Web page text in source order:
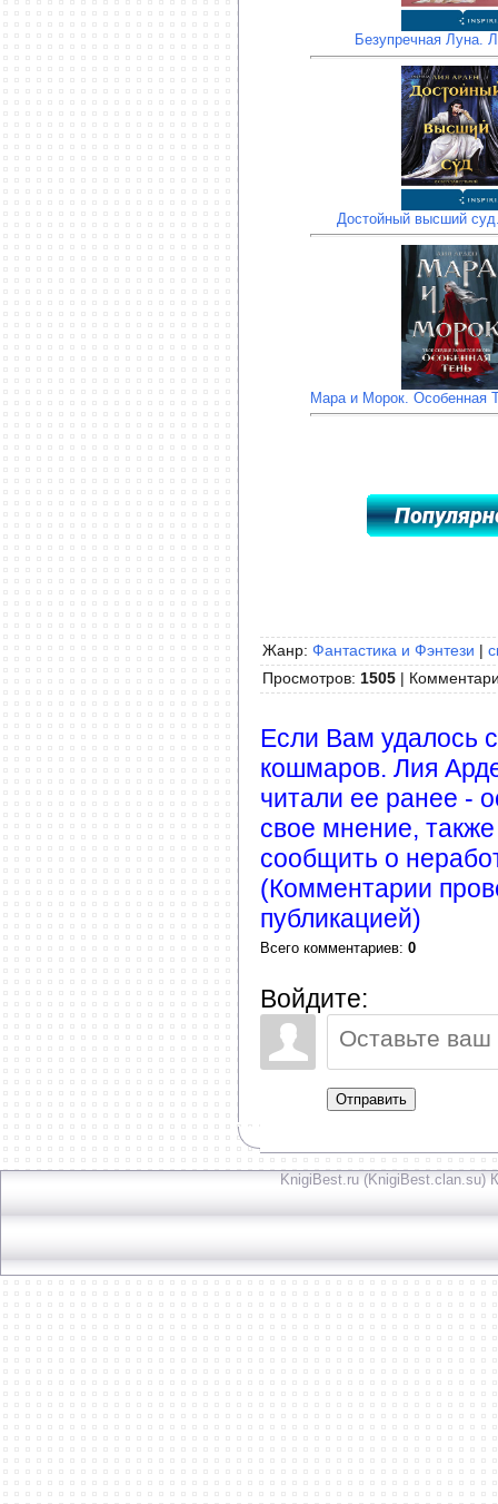
Безупречная Луна.
Достойный высший
Мара и Морок. Особенная
Жанр: Фантастика и Фэнтези |
Просмотров: 1505 |
Если Вам удалось
кошмаров. Лия
читали ее ранее -
свое мнение,
сообщить о
(Комментарии
публикацией)
Всего комментариев: 0
Войдите:
Отправить
KnigiBest.ru (KnigiBest.clan.su)